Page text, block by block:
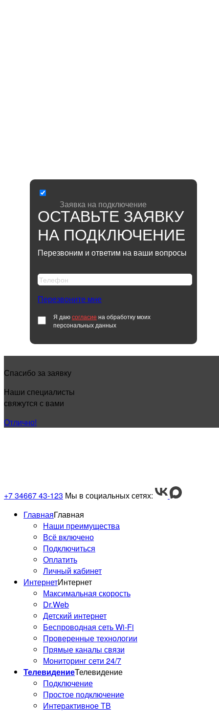
Заявка на подключение
ОСТАВЬТЕ ЗАЯВКУ
НА ПОДКЛЮЧЕНИЕ
Перезвоним и ответим на ваши вопросы
Перезвоните мне
Я даюсогласие на обработку моих
персональных данных
Спасибо за заявку
Наши специалисты
свяжутся с вами
Отлично!
КАК НАЧАТЬ ПОЛЬЗОВАТЬСЯ
+7 34667 43-123 Мы в социальных сетях:
ГлавнаяГлавная
Наши преимущества
Всё включено
Подключиться
Оплатить
Личный кабинет
ИнтернетИнтернет
Максимальная скорость
Dr.Web
Детский интернет
Беспроводная сеть Wi-Fi
Проверенные технологии
Прямые каналы связи
Мониторинг сети 24/7
ТелевидениеТелевидение
Подключение
Простое подключение
Интерактивное ТВ